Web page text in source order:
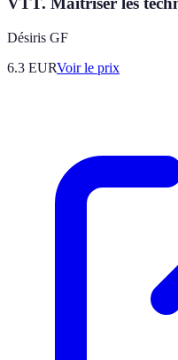
Désiris GF
6.3 EURVoir le prix